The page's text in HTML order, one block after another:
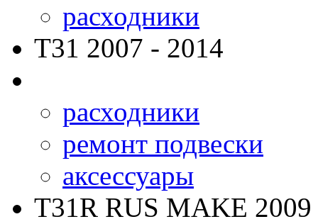
расходники
T31 2007 - 2014
расходники
ремонт подвески
аксессуары
T31R RUS MAKE 2009